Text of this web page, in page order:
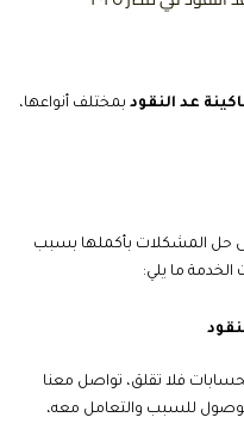
عد النقود بمختلف أنواعها،
حل المشكلات بأكملها بسبب
الخدمة ما يلي:
فلا تقلق، تواصل معنا
للسبب والتعامل معه،